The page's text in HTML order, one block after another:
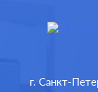
г. Санкт-